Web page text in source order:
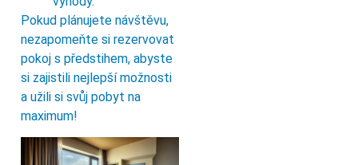
Pokud plánujete návštěvu,
nezapomeňte si rezervovat
pokoj s předstihem, abyste
si zajistili nejlepší možnosti
a užili si svůj pobyt na
maximum!